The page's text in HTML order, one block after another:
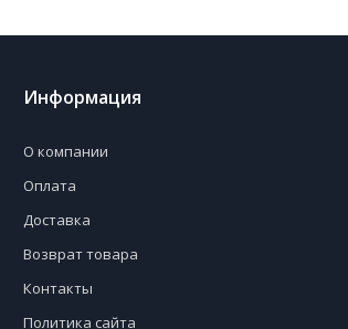
Информация
О компании
Оплата
Доставка
Возврат товара
Контакты
Политика сайта